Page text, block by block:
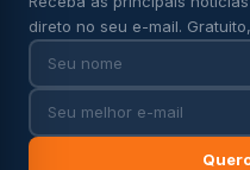
direto no seu e-mail.